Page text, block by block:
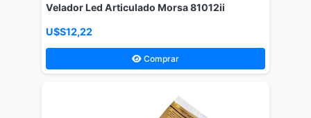
Velador Led Articulado Morsa 81012ii
U$S12,22
Comprar